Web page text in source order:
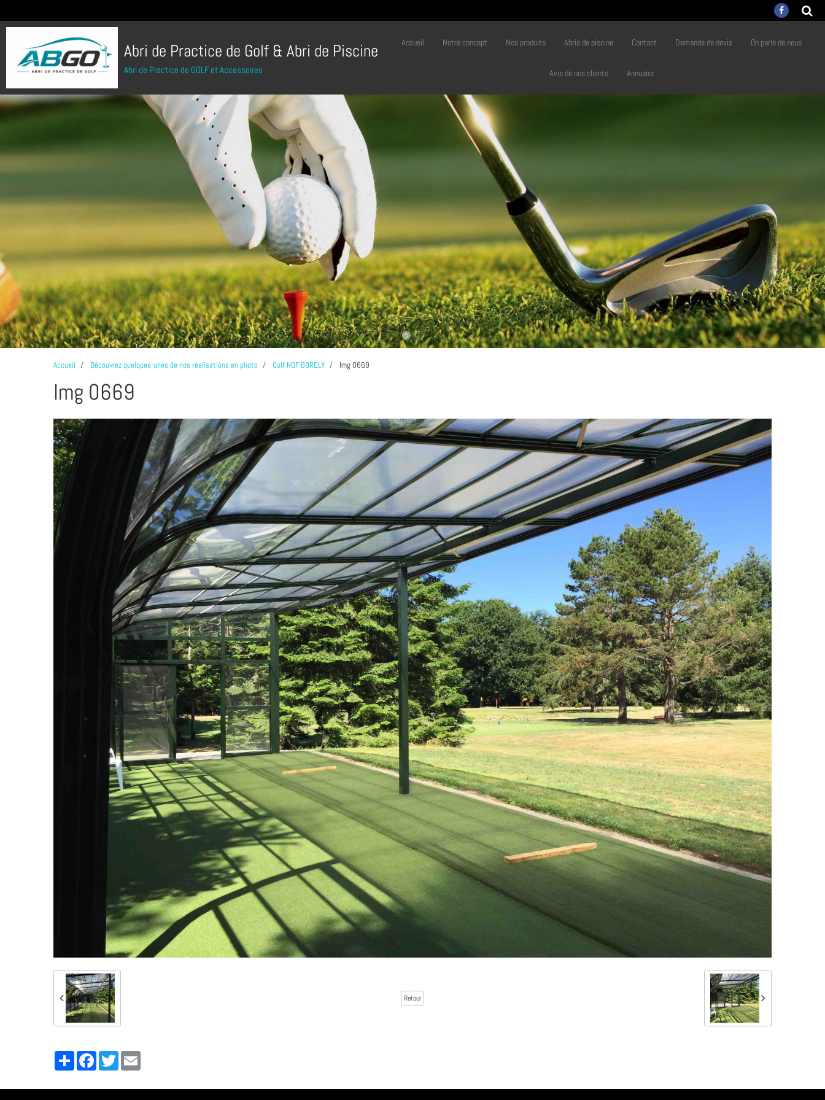
Abri de Practice de Golf & Abri de Piscine
Abri de Practice de GOLF et Accessoires
Accueil Notre concept Nos produits Abris de piscine Contact Demande de devis On parle de nous
Avis de nos clients Annuaire
Abri de Practice de Golf
Venez découvrir nos produits
Accueil Découvrez quelques-unes de nos réalisations en photo Golf NGF BORELY Img 0669
Img 0669
Retour
PartagerFacebookTwitter